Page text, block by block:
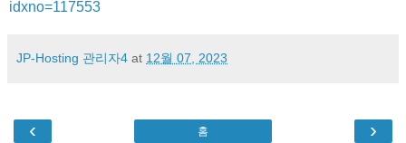
idxno=117553
JP-Hosting 관리자4 at 12월 07, 2023
‹ ›
홈